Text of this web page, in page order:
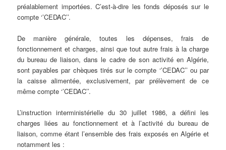
préalablement importées. C’est-à-dire les fonds déposés sur le
compte ‘’CEDAC’’.
De manière générale, toutes les dépenses, frais de
fonctionnement et charges, ainsi que tout autre frais à la charge
du bureau de liaison, dans le cadre de son activité en Algérie,
sont payables par chèques tirés sur le compte ‘’CEDAC’’ ou par
la caisse alimentée, exclusivement, par prélèvement de ce
même compte ‘’CEDAC’’.
L’instruction interministérielle du 30 juillet 1986, a défini les
charges liées au fonctionnement et à l’activité du bureau de
liaison, comme étant l’ensemble des frais exposés en Algérie et
notamment les :